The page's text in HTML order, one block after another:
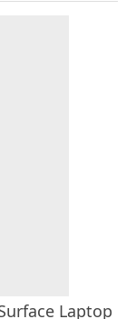
Laptop